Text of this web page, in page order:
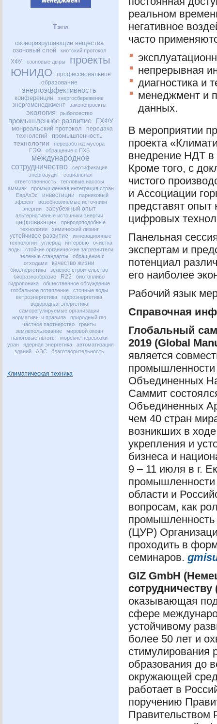
Тэги
озоноразрушающие вещества
озоновый слой
киотский протокол
ХФУ озоновые дыры
проекты
ЮНИДО
профессиональное
образование
энергоэффективность
конференции энергосбережение
энергоменеджмент законопроекты
экология рыболовство
промышленное развитие ГХФУ
монреальский протокол
передача
технологий
промышленность
технологии переработка мусора
ГЭФ обращение с ПХБ
международное
сотрудничество
сертификация
энергоаудит
социальная
ответственность
тепловые насосы
аммиак
промышленная интеграция стран
ЕврАзЭс
инвестиции
парниковый
эффект
возобновляемые источники
энергии
зарубежный опыт
альтернативные источники энергии
цифровизация
природоподобные
технологии
химический лизинг
устойчивое развитие
инновационные
технологии
углерод интервью
очистка
воды
стойкие органические загрязнители
зеленые стандарты
обращение с
отходами
качество жизни
биоэнергетика
зеленое строительство
биоразнообразие
R22
биотопливо
гидропоника
общественное обсуждение
глобальное потепление
сточные воды
ветроэнергетика
гидроэнергетика
водородная энергетика
саморегулируемые организации
нормативы и правила
природный газ
частное партнерство
гранты
землепользование
мировой океан
налоговые льготы
морские перевозки
уран
ядерная энергетика
автоматизация
зданий
АЭС благотворительность
Климатическая техника
реальном
негативное
часто
непрерывная
диагностика и
менеджмент и
данных.
В мероприятии
проекта
внедрение НДТ в
Кроме того, с
чистого
и Ассоциации
представят опыт
цифровых
Панельная
экспертам и
потенциал
его наиболее
Рабочий язык
Справочная
Глобальный
2019 (Global
является
Объединенных
Саммит
Объединенных
чем 40 стран
возникших в
укрепления и
бизнеса и
9 – 11 июля в г.
промышленности
области и
вопросам, как
промышленность
(ЦУР)
проходить в
семинаров.
GIZ GmbH
сотрудничеству
оказывающая
сфере
устойчивому
более 50 лет и
стимулирования
образования до
окружающей
работает в
поручению
Правительством